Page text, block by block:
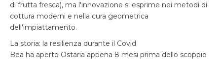
di frutta fresca), ma l'innovazione si esprime nei metodi di
cottura moderni e nella cura geometrica
dell'impiattamento.
La storia: la resilienza durante il Covid
Bea ha aperto Ostaria appena 8 mesi prima dello scoppio